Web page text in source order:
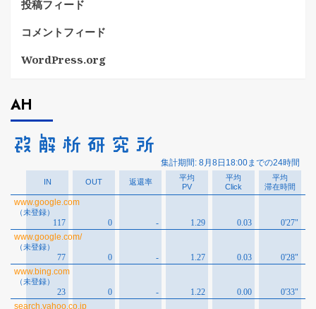
投稿フィード
コメントフィード
WordPress.org
AH